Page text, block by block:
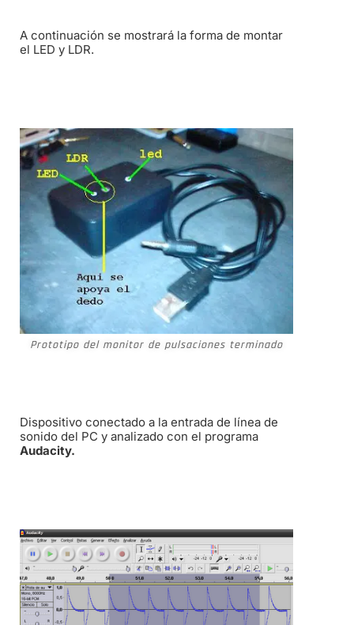
A continuación se mostrará la forma de montar
el LED y LDR.
Prototipo del monitor de pulsaciones terminado
Dispositivo conectado a la entrada de línea de
sonido del PC y analizado con el programa
Audacity.